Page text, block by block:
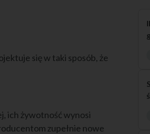
się w taki sposób, że
ich żywotność wynosi
zupełnie nowe